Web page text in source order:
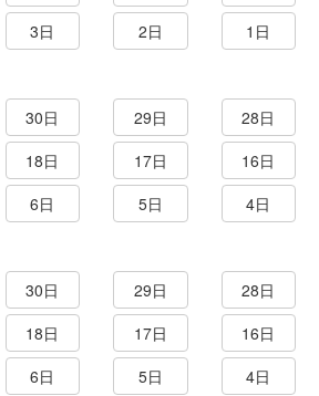
3日 2日 1日
30日 29日 28日
18日 17日 16日
6日 5日 4日
30日 29日 28日
18日 17日 16日
6日 5日 4日